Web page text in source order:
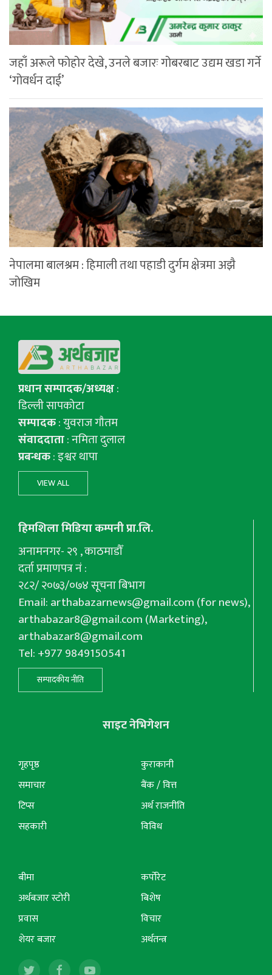
जहाँ अरूले फोहोर देखे, उनले बजारः गोबरबाट उद्यम खडा गर्ने
‘गोवर्धन दाई’
नेपालमा बालश्रम : हिमाली तथा पहाडी दुर्गम क्षेत्रमा अझै
जोखिम
प्रधान सम्पादक/अध्यक्ष:
डिल्ली सापकोटा
सम्पादक: युवराज गाैतम
संवाददाता: नमिता दुलाल
प्रबन्धक: इश्वर थापा
VIEW ALL
हिमशिला मिडिया कम्पनी प्रा.लि.
अनामनगर- २९ , काठमाडौँ
दर्ता प्रमाणपत्र नं :
२८२/ २०७३/०७४ सूचना बिभाग
Email:arthabazarnews@gmail.com(for news),
arthabazar8@gmail.com(Marketing),
arthabazar8@gmail.com
Tel: +977 9849150541
सम्पादकीय नीति
साइट नेभिगेशन
गृहपृष्ठ
समाचार
टिप्स
सहकारी
कुराकानी
बैंक / वित्त
अर्थ राजनीति
विविध
बीमा
अर्थबजार स्टोरी
प्रवास
शेयर बजार
कर्पोरेट
बिशेष
विचार
अर्थतन्त्र